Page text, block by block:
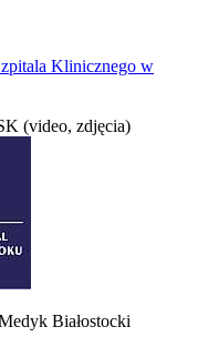
Klinicznego w
(video, zdjęcia)
Białostocki